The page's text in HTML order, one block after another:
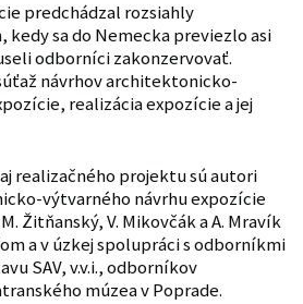
predchádzal rozsiahly
kedy sa do Nemecka previezlo asi
odborníci zakonzervovať.
návrhov architektonicko-
realizácia expozície a jej
realizačného projektu sú autori
výtvarného návrhu expozície
Žitňanský, V. Mikovčák a A. Mravík
a v úzkej spolupráci s odborníkmi
SAV, v.v.i., odborníkov
múzea v Poprade.